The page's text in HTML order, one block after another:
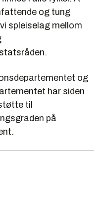
og tung
spleiselag mellom
og
har siden
til
på